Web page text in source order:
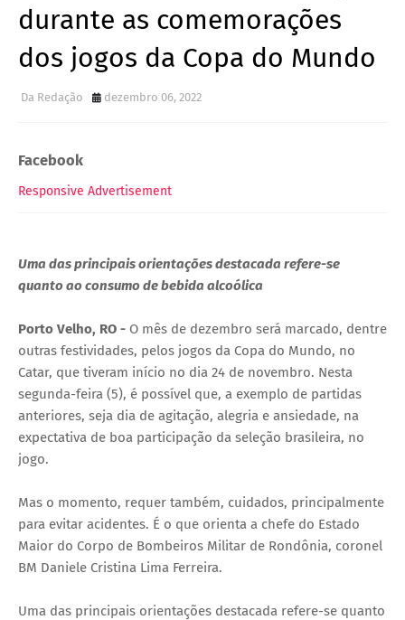
durante as comemorações
dos jogos da Copa do Mundo
Da Redação dezembro 06, 2022
Facebook
Responsive Advertisement
Uma das principais orientações destacada refere-se
quanto ao consumo de bebida alcoólica
Porto Velho, RO - O mês de dezembro será marcado, dentre
outras festividades, pelos jogos da Copa do Mundo, no
Catar, que tiveram início no dia 24 de novembro. Nesta
segunda-feira (5), é possível que, a exemplo de partidas
anteriores, seja dia de agitação, alegria e ansiedade, na
expectativa de boa participação da seleção brasileira, no
jogo.
Mas o momento, requer também, cuidados, principalmente
para evitar acidentes. É o que orienta a chefe do Estado
Maior do Corpo de Bombeiros Militar de Rondônia, coronel
BM Daniele Cristina Lima Ferreira.
Uma das principais orientações destacada refere-se quanto